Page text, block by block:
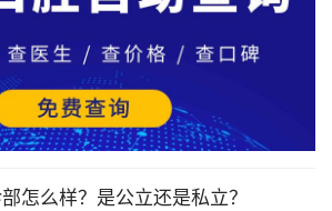
怎么样？是公立还是私立？